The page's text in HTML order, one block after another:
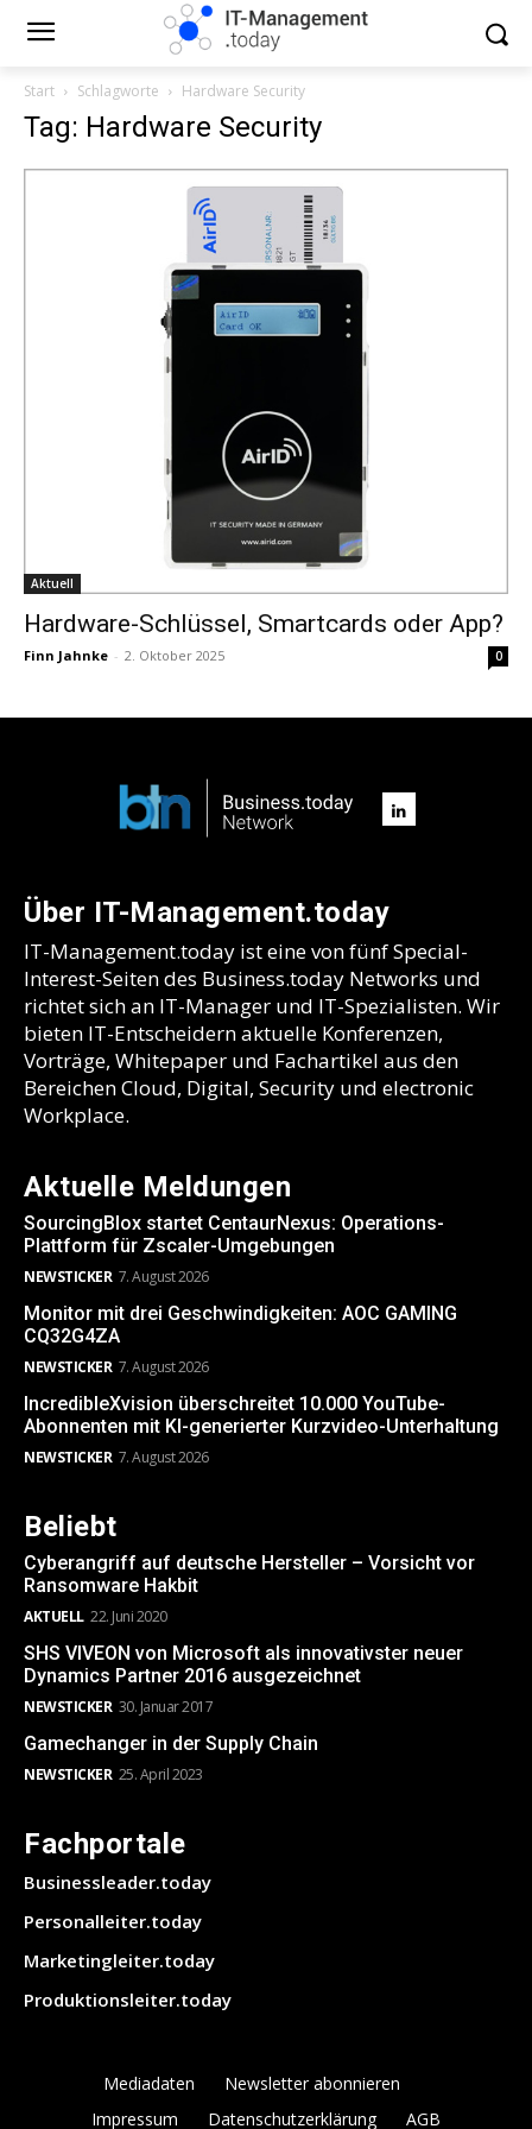
Start Schlagworte Hardware Security
Tag: Hardware Security
Aktuell
Hardware-Schlüssel, Smartcards oder App?
Finn Jahnke - 2. Oktober 2025 0
Über IT-Management.today
IT-Management.today ist eine von fünf Special-
Interest-Seiten des Business.today Networks und
richtet sich an IT-Manager und IT-Spezialisten. Wir
bieten IT-Entscheidern aktuelle Konferenzen,
Vorträge, Whitepaper und Fachartikel aus den
Bereichen Cloud, Digital, Security und electronic
Workplace.
Aktuelle Meldungen
SourcingBlox startet CentaurNexus: Operations-
Plattform für Zscaler-Umgebungen
NEWSTICKER 7. August 2026
Monitor mit drei Geschwindigkeiten: AOC GAMING
CQ32G4ZA
NEWSTICKER 7. August 2026
IncredibleXvision überschreitet 10.000 YouTube-
Abonnenten mit KI-generierter Kurzvideo-Unterhaltung
NEWSTICKER 7. August 2026
Beliebt
Cyberangriff auf deutsche Hersteller – Vorsicht vor
Ransomware Hakbit
AKTUELL 22. Juni 2020
SHS VIVEON von Microsoft als innovativster neuer
Dynamics Partner 2016 ausgezeichnet
NEWSTICKER 30. Januar 2017
Gamechanger in der Supply Chain
NEWSTICKER 25. April 2023
Fachportale
Businessleader.today
Personalleiter.today
Marketingleiter.today
Produktionsleiter.today
Mediadaten
Newsletter abonnieren
Impressum
Datenschutzerklärung AGB